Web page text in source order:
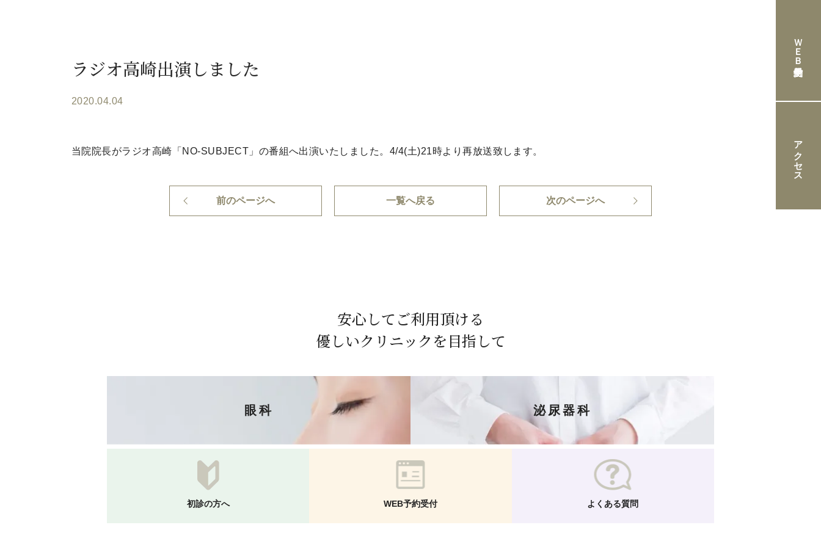
ラジオ高崎出演しました
2020.04.04
当院院長がラジオ高崎「NO-SUBJECT」の番組へ出演いたしました。4/4(土)21時より再放送致します。
前のページへ 一覧へ戻る 次のページへ
安心してご利用頂ける
優しいクリニックを目指して
眼科 泌尿器科
初診の方へ WEB予約受付 よくある質問
ＷＥＢ予約受付
アクセス